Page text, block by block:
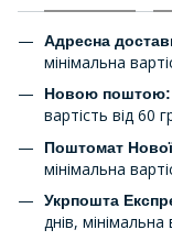
Адресна
мінімальна
Новою поштою:
вартість від 60
Поштомат
мінімальна
Укрпошта
днів, мінімальна